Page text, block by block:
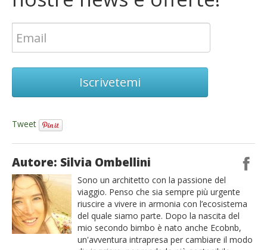
Iscrivetemi
Tweet
Autore: Silvia Ombellini
Sono un architetto con la passione del
viaggio. Penso che sia sempre più urgente
riuscire a vivere in armonia con l’ecosistema
del quale siamo parte. Dopo la nascita del
mio secondo bimbo è nato anche Ecobnb,
un'avventura intrapresa per cambiare il modo